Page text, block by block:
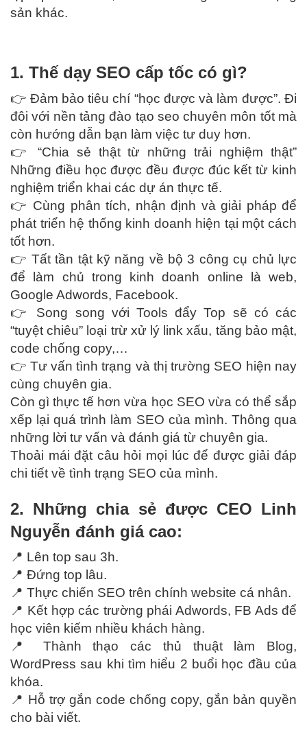
sản khác.
1. Thế dạy SEO cấp tốc có gì?
👉 Đảm bảo tiêu chí “học được và làm được”. Đi
đôi với nền tảng đào tạo seo chuyên môn tốt mà
còn hướng dẫn bạn làm việc tư duy hơn.
👉 “Chia sẻ thật từ những trải nghiệm thật”
Những điều học được đều được đúc kết từ kinh
nghiệm triển khai các dự án thực tế.
👉 Cùng phân tích, nhận định và giải pháp để
phát triển hệ thống kinh doanh hiện tại một cách
tốt hơn.
👉 Tất tần tật kỹ năng về bộ 3 công cụ chủ lực
để làm chủ trong kinh doanh online là web,
Google Adwords, Facebook.
👉 Song song với Tools đẩy Top sẽ có các
“tuyệt chiêu” loại trừ xử lý link xấu, tăng bảo mật,
code chống copy,…
👉 Tư vấn tình trạng và thị trường SEO hiện nay
cùng chuyên gia.
Còn gì thực tế hơn vừa học SEO vừa có thể sắp
xếp lại quá trình làm SEO của mình. Thông qua
những lời tư vấn và đánh giá từ chuyên gia.
Thoải mái đặt câu hỏi mọi lúc để được giải đáp
chi tiết về tình trạng SEO của mình.
2. Những chia sẻ được CEO Linh
Nguyễn đánh giá cao:
📍 Lên top sau 3h.
📍 Đứng top lâu.
📍 Thực chiến SEO trên chính website cá nhân.
📍 Kết hợp các trường phái Adwords, FB Ads để
học viên kiếm nhiều khách hàng.
📍 Thành thạo các thủ thuật làm Blog,
WordPress sau khi tìm hiểu 2 buổi học đầu của
khóa.
📍 Hỗ trợ gắn code chống copy, gắn bản quyền
cho bài viết.